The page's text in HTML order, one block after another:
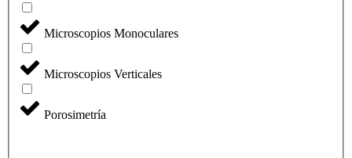
Microscopios Monoculares
Microscopios Verticales
Porosimetría